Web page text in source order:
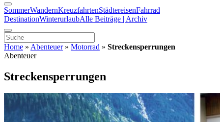
SommerWandernKreuzfahrtenStädtereisenFahrrad
DestinationWinterurlaubAlle Beiträge | Archiv
Home » Abenteuer» Motorrad » Streckensperrungen
Abenteuer
Streckensperrungen